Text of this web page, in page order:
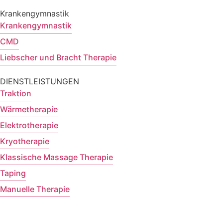
Krankengymnastik
Krankengymnastik
CMD
Liebscher und Bracht Therapie
DIENSTLEISTUNGEN
Traktion
Wärmetherapie
Elektrotherapie
Kryotherapie
Klassische Massage Therapie
Taping
Manuelle Therapie